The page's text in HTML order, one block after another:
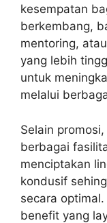
kesempatan
berkembang,
mentoring,
yang lebih
untuk
melalui
Selain
berbagai
menciptakan
kondusif
secara
benefit yang